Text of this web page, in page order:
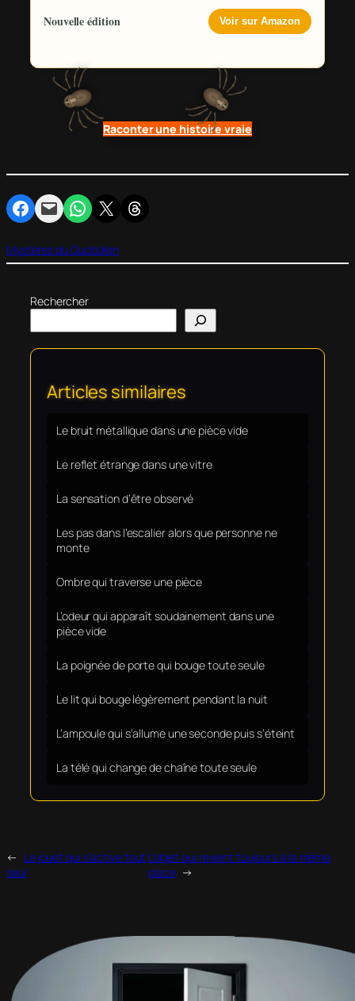
Nouvelle édition Voir sur Amazon
Raconter une histoire vraie
Partager sur Facebook
Envoyer cette page par e-mailPartager sur WhatsApp
Partager sur X Partager sur Threads
Mystères du Quotidien
Rechercher
Articles similaires
Le bruit métallique dans une pièce vide
Le reflet étrange dans une vitre
La sensation d’être observé
Les pas dans l’escalier alors que personne ne
monte
Ombre qui traverse une pièce
L’odeur qui apparaît soudainement dans une
pièce vide
La poignée de porte qui bouge toute seule
Le lit qui bouge légèrement pendant la nuit
L’ampoule qui s’allume une seconde puis s’éteint
La télé qui change de chaîne toute seule
← Le jouet qui s’active tout
seul
L’objet qui revient toujours à la même
place →